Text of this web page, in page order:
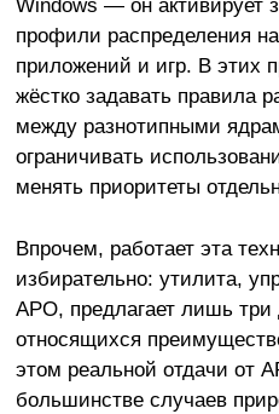
Windows — он активирует
профили распределения
приложений и игр. В этих
жёстко задавать правила
между разнотипными
ограничивать
менять приоритеты
Впрочем, работает эта
избирательно: утилита,
APO, предлагает лишь
относящихся
этом реальной отдачи от
большинстве случаев